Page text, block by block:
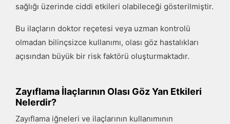
sağlığı üzerinde ciddi etkileri olabileceği gösterilmiştir.
Bu ilaçların doktor reçetesi veya uzman kontrolü
olmadan bilinçsizce kullanımı, olası göz hastalıkları
açısından büyük bir risk faktörü oluşturmaktadır.
Zayıflama İlaçlarının Olası Göz Yan Etkileri
Nelerdir?
Zayıflama iğneleri ve ilaçlarının kullanımının